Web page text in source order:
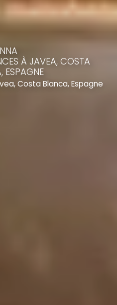
À JAVEA, COSTA
ESPAGNE
Costa Blanca, Espagne